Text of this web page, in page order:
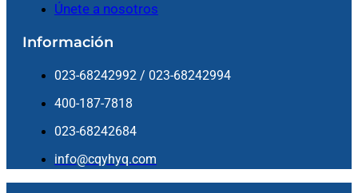
Únete a nosotros
Información
023-68242992 / 023-68242994
400-187-7818
023-68242684
info@cqyhyq.com